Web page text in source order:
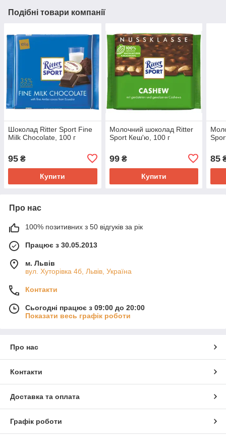
Подібні товари компанії
Шоколад Ritter Sport Fine
Milk Chocolate, 100 г
95 ₴
Купити
Молочний шоколад Ritter
Sport Кеш'ю, 100 г
99₴
Купити
85
Про нас
100% позитивних з 50 відгуків за рік
Працює з 30.05.2013
м. Львів
вул. Хуторівка 4б, Львів, Україна
Контакти
Сьогодні працює з 09:00 до 20:00
Показати весь графік роботи
Про нас
Контакти
Доставка та оплата
Графік роботи